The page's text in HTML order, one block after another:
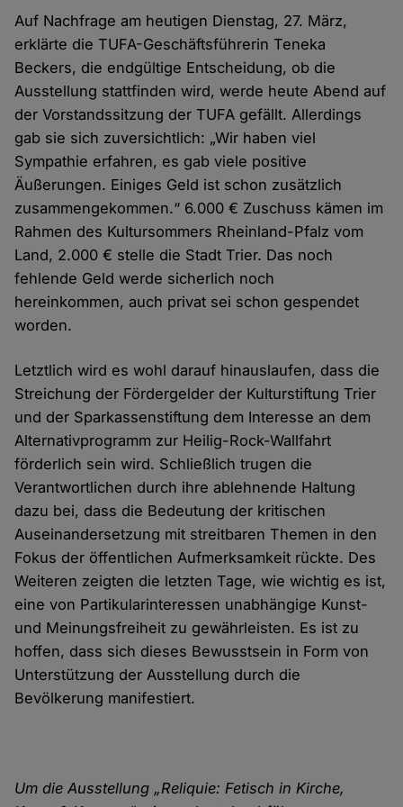
Auf Nachfrage am heutigen Dienstag, 27. März,
erklärte die TUFA-Geschäftsführerin Teneka
Beckers, die endgültige Entscheidung, ob die
Ausstellung stattfinden wird, werde heute Abend auf
der Vorstandssitzung der TUFA gefällt. Allerdings
gab sie sich zuversichtlich: „Wir haben viel
Sympathie erfahren, es gab viele positive
Äußerungen. Einiges Geld ist schon zusätzlich
zusammengekommen.“ 6.000 € Zuschuss kämen im
Rahmen des Kultursommers Rheinland-Pfalz vom
Land, 2.000 € stelle die Stadt Trier. Das noch
fehlende Geld werde sicherlich noch
hereinkommen, auch privat sei schon gespendet
worden.
Letztlich wird es wohl darauf hinauslaufen, dass die
Streichung der Fördergelder der Kulturstiftung Trier
und der Sparkassenstiftung dem Interesse an dem
Alternativprogramm zur Heilig-Rock-Wallfahrt
förderlich sein wird. Schließlich trugen die
Verantwortlichen durch ihre ablehnende Haltung
dazu bei, dass die Bedeutung der kritischen
Auseinandersetzung mit streitbaren Themen in den
Fokus der öffentlichen Aufmerksamkeit rückte. Des
Weiteren zeigten die letzten Tage, wie wichtig es ist,
eine von Partikularinteressen unabhängige Kunst-
und Meinungsfreiheit zu gewährleisten. Es ist zu
hoffen, dass sich dieses Bewusstsein in Form von
Unterstützung der Ausstellung durch die
Bevölkerung manifestiert.
Um die Ausstellung „Reliquie: Fetisch in Kirche,